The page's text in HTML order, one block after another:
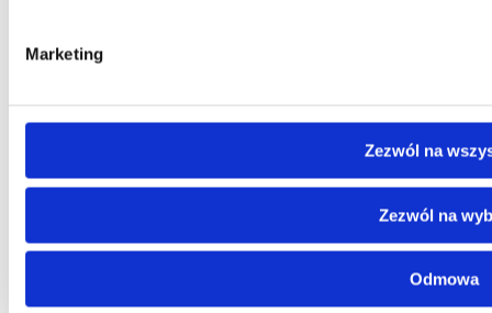
Marketing
Zezwól na
Zezwól na
Odmowa